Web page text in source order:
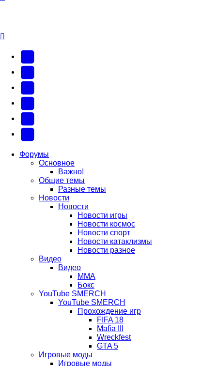
вкладке)
вкладке)
новой
вкладке)
в
новой
вкладке)
(Откроется
новой
вкладке)
Форумы
Основное
Важно!
Общие темы
Разные темы
Новости
Новости
Новости игры
Новости космос
Новости спорт
Новости катаклизмы
Новости разное
Видео
Видео
ММА
Бокс
YouTube SMERCH
YouTube SMERCH
Прохождение игр
FIFA 18
Mafia III
Wreckfest
GTA 5
Игровые моды
Игровые моды